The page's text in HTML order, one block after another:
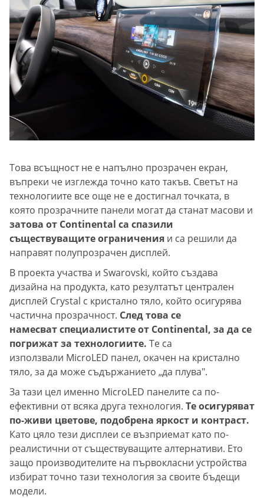
Това всъщност не е напълно прозрачен екран,
въпреки че изглежда точно като такъв. Светът на
технологиите все още не е достигнал точката, в
която прозрачните панели могат да станат масови и
затова от Continental са спазили
съществуващите ограничения и са решили да
направят полупрозрачен дисплей.
В проекта участва и Swarovski, който създава
дизайна на продукта, като резултатът централен
дисплей Crystal с кристално тяло, който осигурява
частична прозрачност. След това се
намесват специалистите от Continental, за да се
погрижат за технологиите. Те са
използвали MicroLED панел, окачен на кристално
тяло, за да може съдържанието „да плува".
За тази цел именно MicroLED панелите са по-
ефективни от всяка друга технология. Те осигуряват
по-живи цветове, подобрена яркост и контраст.
Като цяло тези дисплеи се възприемат като по-
реалистични от съществуващите алтернативи. Ето
защо производителите на първокласни устройства
избират точно тази технология за своите бъдещи
модели.